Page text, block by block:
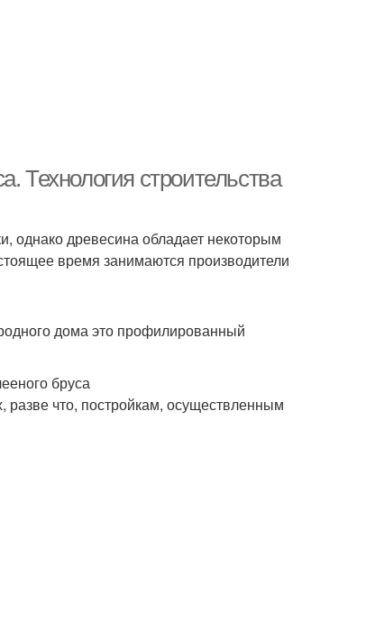
Технология строительства
однако древесина обладает некоторым
время занимаются производители
дома это профилированный
бруса
разве что, постройкам, осуществленным